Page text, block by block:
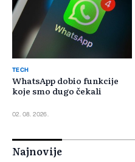
TECH
WhatsApp dobio funkcije
koje smo dugo čekali
02. 08. 2026.
Najnovije